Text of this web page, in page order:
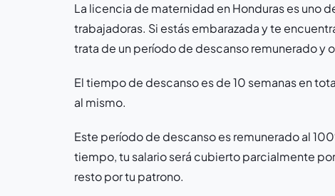
La licencia de maternidad en Honduras es uno
trabajadoras. Si estás embarazada y te
trata de un período de descanso remunerado y
El tiempo de descanso es de 10 semanas en
al mismo.
Este período de descanso es remunerado al
tiempo, tu salario será cubierto parcialmente
resto por tu patrono.